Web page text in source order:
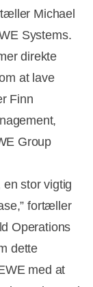
Michael
Systems.
direkte
at lave
Finn
Group
stor vigtig
fortæller
Operations
dette
med at